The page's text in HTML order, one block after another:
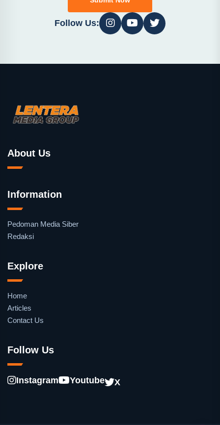
Follow Us:
About Us
Information
Pedoman Media Siber
Redaksi
Explore
Home
Articles
Contact Us
Follow Us
Instagram Youtube X